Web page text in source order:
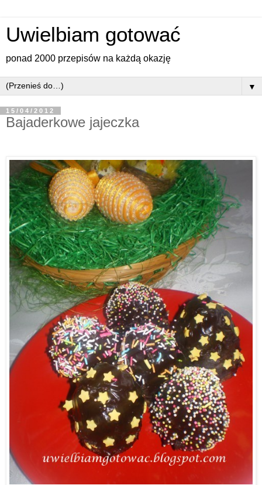
Uwielbiam gotować
ponad 2000 przepisów na każdą okazję
▼
15/04/2012
Bajaderkowe jajeczka